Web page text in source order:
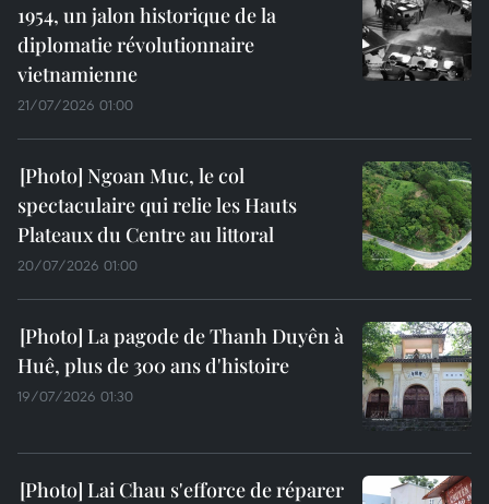
1954, un jalon historique de la
diplomatie révolutionnaire
vietnamienne
21/07/2026 01:00
Ngoan Muc, le col
spectaculaire qui relie les Hauts
Plateaux du Centre au littoral
20/07/2026 01:00
La pagode de Thanh Duyên à
Huê, plus de 300 ans d'histoire
19/07/2026 01:30
Lai Chau s'efforce de réparer